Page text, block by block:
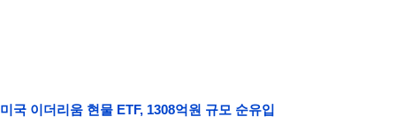
미국 이더리움 현물 ETF, 1308억원 규모 순유입